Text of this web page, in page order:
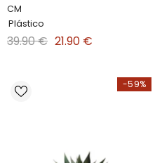
CM
Plástico
39.90 € 21.90 €
-59%